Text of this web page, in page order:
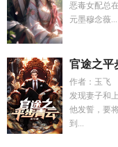
恶毒女配总
元墨穆念薇...
官途之平
作者：玉飞
发现妻子和
他发誓，要
到...